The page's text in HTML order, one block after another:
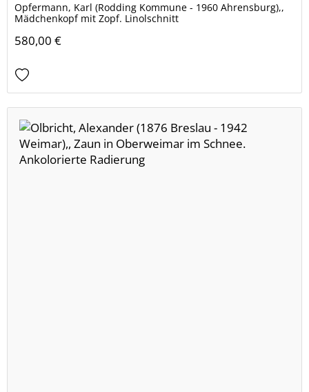
Opfermann, Karl (Rodding Kommune - 1960 Ahrensburg),,
Mädchenkopf mit Zopf. Linolschnitt
580,00 €